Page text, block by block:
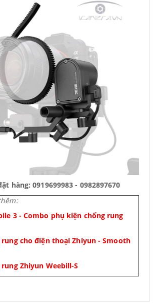
hàng: 0919699983 - 0982897670
3 - Combo phụ kiện chống rung
cho điện thoại Zhiyun - Smooth
Zhiyun Weebill-S